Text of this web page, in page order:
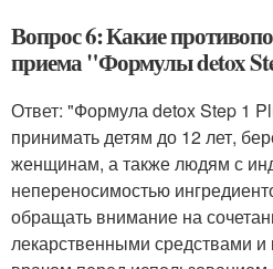
Вопрос 6: Какие
приема "Формулы detox
Ответ: "Формула detox Step 1
принимать детям до 12 лет,
женщинам, а также людям с
непереносимостью
обращать внимание на
лекарственными средствами и